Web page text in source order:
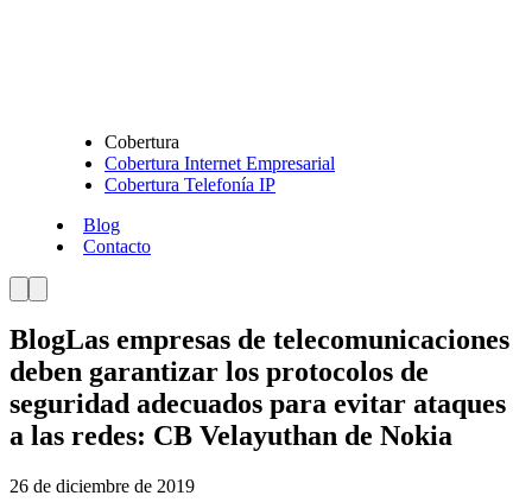
Cobertura
Cobertura Internet Empresarial
Cobertura Telefonía IP
Blog
Contacto
BlogLas empresas de telecomunicaciones
deben garantizar los protocolos de
seguridad adecuados para evitar ataques
a las redes: CB Velayuthan de Nokia
26 de diciembre de 2019